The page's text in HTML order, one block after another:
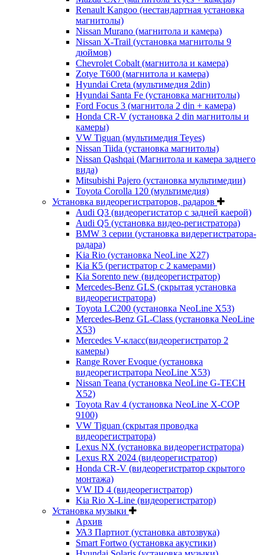
Renault Kangoo (нестандартная установка
магнитолы)
Nissan Murano (магнитола и камера)
Nissan X-Trail (установка магнитолы 9
дюймов)
Chevrolet Cobalt (магнитола и камера)
Zotye T600 (магнитола и камера)
Hyundai Creta (мультимедия 2din)
Hyundai Santa Fe (установка магнитолы)
Ford Focus 3 (магнитола 2 din + камера)
Honda CR-V (установка 2 din магнитолы и
камеры)
VW Tiguan (мультимедия Teyes)
Nissan Tiida (установка магнитолы)
Nissan Qashqai (Магнитола и камера заднего
вида)
Mitsubishi Pajero (установка мультимедии)
Toyota Corolla 120 (мультимедия)
Установка видеорегистраторов, радаров
Audi Q3 (видеорегистатор с задней каерой)
Audi Q5 (установка видео-регистратора)
BMW 3 серии (установка видерегистратора-
радара)
Kia Rio (установка NeoLine X27)
Kia К5 (регистратор с 2 камерами)
Kia Sorento new (видеорегистратор)
Mercedes-Benz GLS (скрытая установка
видеорегистратора)
Toyota LC200 (установка NeoLine X53)
Mercedes-Benz GL-Class (установка NeoLine
X53)
Mercedes V-класс(видеорегистратор 2
камеры)
Range Rover Evoque (установка
видеорегистратора NeoLine X53)
Nissan Teana (установка NeoLine G-TECH
X52)
Toyota Rav 4 (установка NeoLine X-COP
9100)
VW Tiguan (скрытая проводка
видеорегистратора)
Lexus NX (установка видеорегистратора)
Lexus RX 2024 (видеорегистратор)
Honda CR-V (видеорегистратор скрытого
монтажа)
VW ID 4 (видеорегистратор)
Kia Rio X-Line (видеорегистратор)
Установка музыки
Архив
УАЗ Партиот (установка автозвука)
Smart Fortwo (установка акустики)